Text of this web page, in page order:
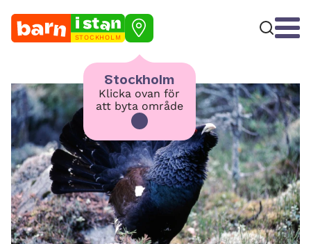
STOCKHOLM
Stockholm
Klicka ovan för
att byta område